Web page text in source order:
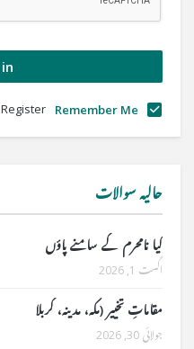
Remember Me
Register
حالیہ سوالات
کیا نامحرم کے سامنے پاؤں
اگست 1, 2026
مقاماتِ تخییر (مکہ، مدینہ، کربلا
جولائی 30, 2026